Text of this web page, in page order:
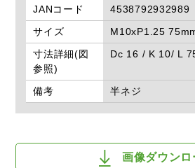
JANコード
4538792932989
サイズ
M10xP1.25
寸法詳細(図
参照)
Dc 16 / K 10/ L
備考 半ネジ
画像ダウンロ